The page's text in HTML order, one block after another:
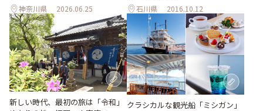
神奈川県 2026.06.25 石川県 2016.10.12
新しい時代、最初の旅は「令和」
クラシカルな観光船「ミシガン」